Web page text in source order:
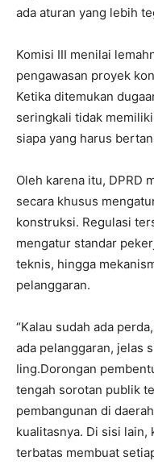
ada aturan yang lebih
Komisi III menilai
pengawasan proyek
Ketika ditemukan
seringkali tidak
siapa yang harus
Oleh karena itu, DPRD
secara khusus
konstruksi. Regulasi
mengatur standar
teknis, hingga
pelanggaran.
“Kalau sudah ada
ada pelanggaran, jelas
Iing.Dorongan
tengah sorotan publik
pembangunan di
kualitasnya. Di sisi lain,
terbatas membuat